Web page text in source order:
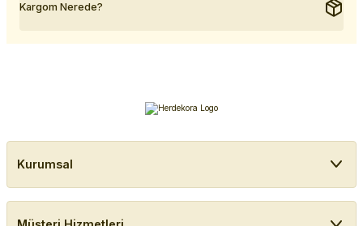
Kargom Nerede?
Kurumsal